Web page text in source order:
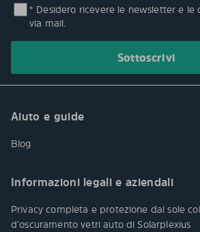
* Desidero ricevere le newsletter e
via mail.
Aiuto e guide
Blog
Informazioni legali e aziendali
Privacy completa e protezione dal sole
d’oscuramento vetri auto di Solarplexius